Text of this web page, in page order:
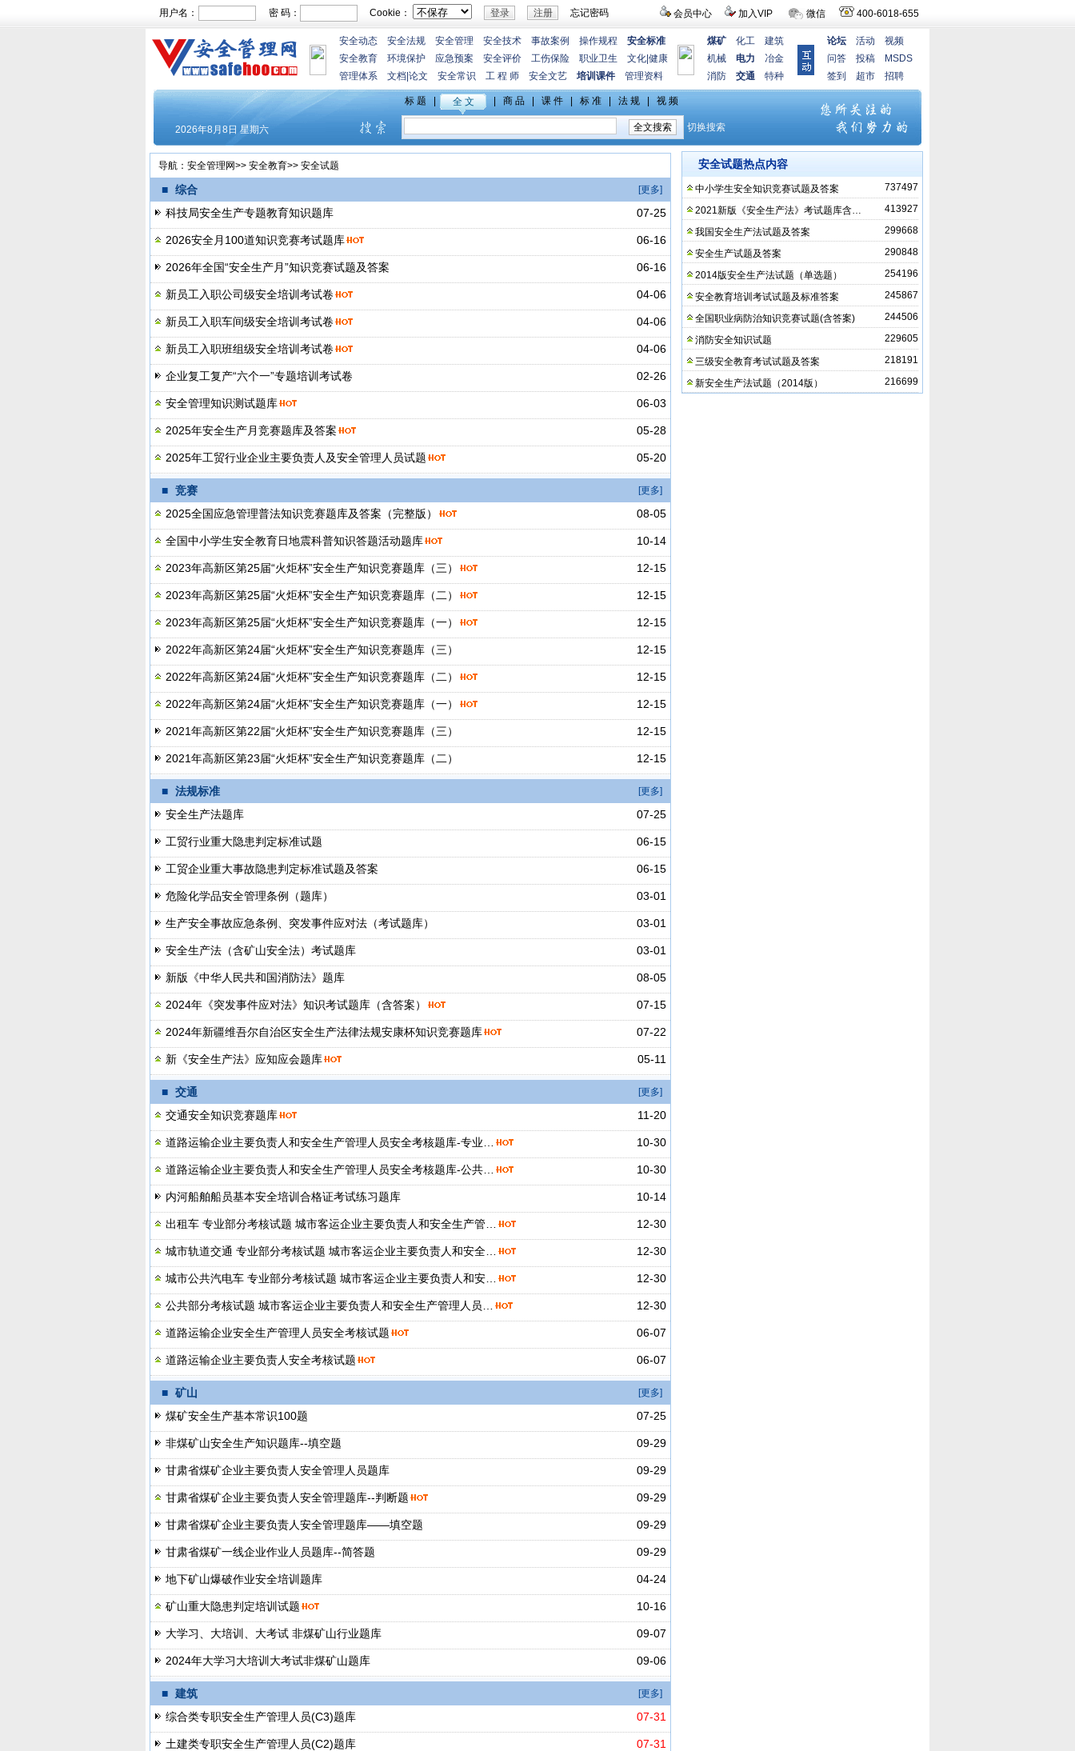
会员中心 加入VIP 微信 400-6018-655
用户名： 密 码： Cookie： 忘记密码
安全动态 安全法规 安全管理 安全技术 事故案例 操作规程
安全标准
安全教育
环境保护 应急预案 安全评价 工伤保险 职业卫生 文化 健康
管理体系
文档 论文 安全常识 工 程 师 安全文艺 培训课件 管理资料
煤矿 化工
建筑
机械
电力
冶金
消防
交通 特种
论坛 活动
视频
问答
投稿
MSDS
签到
超市 招聘
导航： 安全管理网>> 安全教育>> 安全试题
[更多]
■ 综合
07-25
科技局安全生产专题教育知识题库
06-16
2026安全月100道知识竞赛考试题库
06-16
2026年全国“安全生产月”知识竞赛试题及答案
04-06
新员工入职公司级安全培训考试卷
04-06
新员工入职车间级安全培训考试卷
04-06
新员工入职班组级安全培训考试卷
02-26
企业复工复产“六个一”专题培训考试卷
06-03
安全管理知识测试题库
05-28
2025年安全生产月竞赛题库及答案
05-20
2025年工贸行业企业主要负责人及安全管理人员试题
[更多]
■ 竞赛
08-05
2025全国应急管理普法知识竞赛题库及答案（完整版）
10-14
全国中小学生安全教育日地震科普知识答题活动题库
12-15
2023年高新区第25届“火炬杯”安全生产知识竞赛题库（三）
12-15
2023年高新区第25届“火炬杯”安全生产知识竞赛题库（二）
12-15
2023年高新区第25届“火炬杯”安全生产知识竞赛题库（一）
12-15
2022年高新区第24届“火炬杯”安全生产知识竞赛题库（三）
12-15
2022年高新区第24届“火炬杯”安全生产知识竞赛题库（二）
12-15
2022年高新区第24届“火炬杯”安全生产知识竞赛题库（一）
12-15
2021年高新区第22届“火炬杯”安全生产知识竞赛题库（三）
12-15
2021年高新区第23届“火炬杯”安全生产知识竞赛题库（二）
[更多]
■ 法规标准
07-25
安全生产法题库
06-15
工贸行业重大隐患判定标准试题
06-15
工贸企业重大事故隐患判定标准试题及答案
03-01
危险化学品安全管理条例（题库）
03-01
生产安全事故应急条例、突发事件应对法（考试题库）
03-01
安全生产法（含矿山安全法）考试题库
08-05
新版《中华人民共和国消防法》题库
07-15
2024年《突发事件应对法》知识考试题库（含答案）
07-22
2024年新疆维吾尔自治区安全生产法律法规安康杯知识竞赛题库
05-11
新《安全生产法》应知应会题库
[更多]
■ 交通
11-20
交通安全知识竞赛题库
10-30
道路运输企业主要负责人和安全生产管理人员安全考核题库-专业…
10-30
道路运输企业主要负责人和安全生产管理人员安全考核题库-公共…
10-14
内河船舶船员基本安全培训合格证考试练习题库
12-30
出租车 专业部分考核试题 城市客运企业主要负责人和安全生产管…
12-30
城市轨道交通 专业部分考核试题 城市客运企业主要负责人和安全…
12-30
城市公共汽电车 专业部分考核试题 城市客运企业主要负责人和安…
12-30
公共部分考核试题 城市客运企业主要负责人和安全生产管理人员…
06-07
道路运输企业安全生产管理人员安全考核试题
06-07
道路运输企业主要负责人安全考核试题
[更多]
■ 矿山
07-25
煤矿安全生产基本常识100题
09-29
非煤矿山安全生产知识题库--填空题
09-29
甘肃省煤矿企业主要负责人安全管理人员题库
09-29
甘肃省煤矿企业主要负责人安全管理题库--判断题
09-29
甘肃省煤矿企业主要负责人安全管理题库——填空题
09-29
甘肃省煤矿一线企业作业人员题库--简答题
04-24
地下矿山爆破作业安全培训题库
10-16
矿山重大隐患判定培训试题
09-07
大学习、大培训、大考试 非煤矿山行业题库
09-06
2024年大学习大培训大考试非煤矿山题库
[更多]
■ 建筑
07-31
综合类专职安全生产管理人员(C3)题库
07-31
土建类专职安全生产管理人员(C2)题库
安全试题热点内容
737497
中小学生安全知识竞赛试题及答案
413927
2021新版《安全生产法》考试题库含…
299668
我国安全生产法试题及答案
290848
安全生产试题及答案
254196
2014版安全生产法试题（单选题）
245867
安全教育培训考试试题及标准答案
244506
全国职业病防治知识竞赛试题(含答案)
229605
消防安全知识试题
218191
三级安全教育考试试题及答案
216699
新安全生产法试题（2014版）